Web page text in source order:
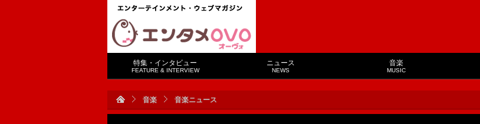
特集・インタビュー
FEATURE & INTERVIEW
ニュース
NEWS
音楽
MUSIC
音楽 音楽ニュース